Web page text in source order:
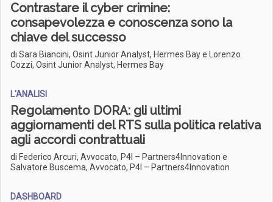
Contrastare il cyber crimine:
consapevolezza e conoscenza sono la
chiave del successo
di Sara Biancini, Osint Junior Analyst, Hermes Bay e Lorenzo
Cozzi, Osint Junior Analyst, Hermes Bay
L'ANALISI
Regolamento DORA: gli ultimi
aggiornamenti del RTS sulla politica relativa
agli accordi contrattuali
di Federico Arcuri, Avvocato, P4I – Partners4Innovation e
Salvatore Buscema, Avvocato, P4I – Partners4Innovation
DASHBOARD